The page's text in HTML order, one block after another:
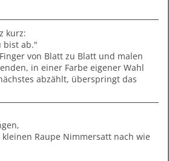
kurz:
bist ab."
von Blatt zu Blatt und malen
in einer Farbe eigener Wahl
abzählt, überspringt das
Raupe Nimmersatt nach wie